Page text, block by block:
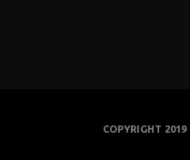
COPYRIGHT